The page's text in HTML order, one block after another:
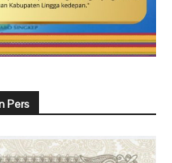
Pers